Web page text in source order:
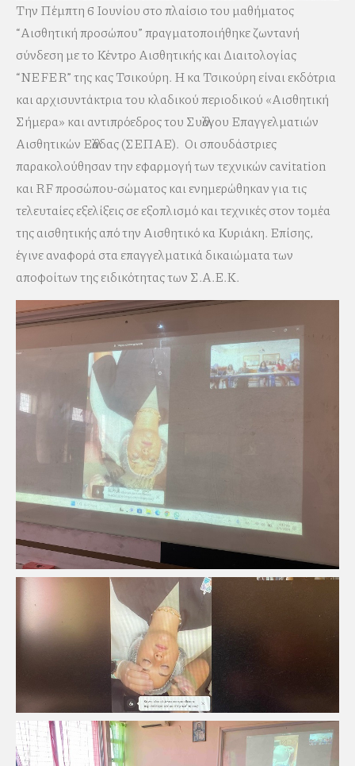
Την Πέμπτη 6 Ιουνίου στο πλαίσιο του μαθήματος
“Αισθητική προσώπου” πραγματοποιήθηκε ζωντανή
σύνδεση με το Κέντρο Αισθητικής και Διαιτολογίας
“NEFER” της κας Τσικούρη. Η κα Τσικούρη είναι εκδότρια
και αρχισυντάκτρια του κλαδικού περιοδικού «Αισθητική
Σήμερα» και αντιπρόεδρος του Συλλόγου Επαγγελματιών
Αισθητικών Ελλάδας (ΣΕΠΑΕ). Οι σπουδάστριες
παρακολούθησαν την εφαρμογή των τεχνικών cavitation
και RF προσώπου-σώματος και ενημερώθηκαν για τις
τελευταίες εξελίξεις σε εξοπλισμό και τεχνικές στον τομέα
της αισθητικής από την Αισθητικό κα Κυριάκη. Επίσης,
έγινε αναφορά στα επαγγελματικά δικαιώματα των
αποφοίτων της ειδικότητας των Σ.Α.Ε.Κ.